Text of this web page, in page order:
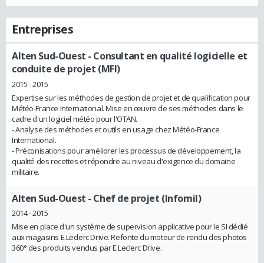
Entreprises
Alten Sud-Ouest - Consultant en qualité logicielle et
conduite de projet (MFI)
2015 - 2015
Expertise sur les méthodes de gestion de projet et de qualification pour
Météo-France International. Mise en œuvre de ses méthodes dans le
cadre d'un logiciel météo pour l'OTAN.
- Analyse des méthodes et outils en usage chez Météo-France
International.
- Préconisations pour améliorer les processus de développement, la
qualité des recettes et répondre au niveau d'exigence du domaine
militaire.
Alten Sud-Ouest - Chef de projet (Infomil)
2014 - 2015
Mise en place d'un système de supervision applicative pour le SI dédié
aux magasins E.Leclerc Drive. Refonte du moteur de rendu des photos
360° des produits vendus par E.Leclerc Drive.